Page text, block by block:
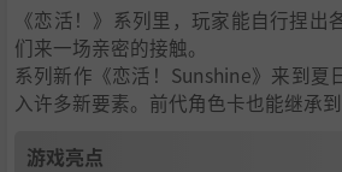
1.游戏亮点
2.人物卡一览
3.恋活sunshine角色卡MOD安装方法
4.下载地址
《恋活！》系列里，玩家能自行捏出
们来一场亲密的接触。
系列新作《恋活！Sunshine》来到夏
入许多新要素。前代角色卡也能继承到
游戏亮点